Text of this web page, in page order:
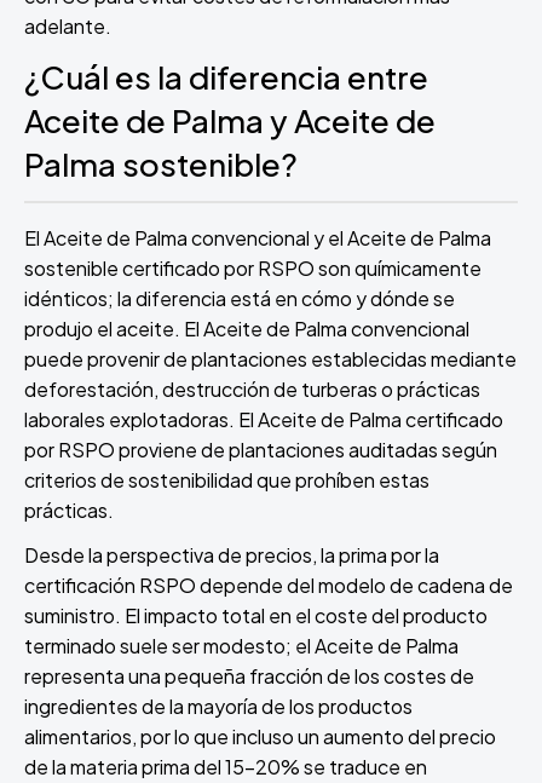
adelante.
¿Cuál es la diferencia entre
Aceite de Palma y Aceite de
Palma sostenible?
El Aceite de Palma convencional y el Aceite de Palma
sostenible certificado por RSPO son químicamente
idénticos; la diferencia está en cómo y dónde se
produjo el aceite. El Aceite de Palma convencional
puede provenir de plantaciones establecidas mediante
deforestación, destrucción de turberas o prácticas
laborales explotadoras. El Aceite de Palma certificado
por RSPO proviene de plantaciones auditadas según
criterios de sostenibilidad que prohíben estas
prácticas.
Desde la perspectiva de precios, la prima por la
certificación RSPO depende del modelo de cadena de
suministro. El impacto total en el coste del producto
terminado suele ser modesto; el Aceite de Palma
representa una pequeña fracción de los costes de
ingredientes de la mayoría de los productos
alimentarios, por lo que incluso un aumento del precio
de la materia prima del 15-20% se traduce en